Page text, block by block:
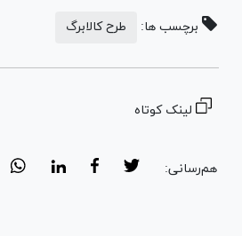
برچسب ها: طرح کالابرگ
لینک کوتاه
هم‌رسانی: